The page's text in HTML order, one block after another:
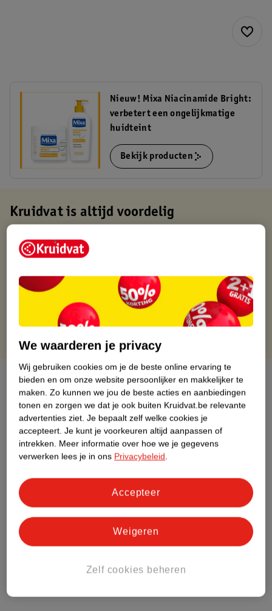
Nieuw! Mixa Niacinamide Bright:
verbetert een ongelijkmatige
huidteint
Bekijk producten
Kruidvat is altijd voordelig
Gratis ophalen in de winkel
Op werkdagen voor 22:00 uur besteld, volgende dag in huis
Gratis retourneren binnen 30 dagen
Gratis punten met je Kruidvat kaart
Over dit product
Productinformatie
Etiketinformatie
Nature Impact Score
Dit product heeft (nog) geen Nature
Impact Score.
Bestel & Bezorginformatie
We waarderen je privacy
Wij gebruiken cookies om je de beste online ervaring te
bieden en om onze website persoonlijker en makkelijker te
maken. Zo kunnen we jou de beste acties en aanbiedingen
tonen en zorgen we dat je ook buiten Kruidvat.be relevante
advertenties ziet. Je bepaalt zelf welke cookies je
accepteert. Je kunt je voorkeuren altijd aanpassen of
intrekken. Meer informatie over hoe we je gegevens
verwerken lees je in ons Privacybeleid.
Zelf cookies beheren
Weigeren
Accepteer